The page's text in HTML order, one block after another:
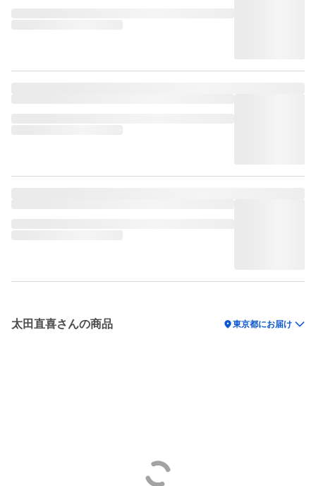
太田直喜さんの商品 location_on東京都にお届け